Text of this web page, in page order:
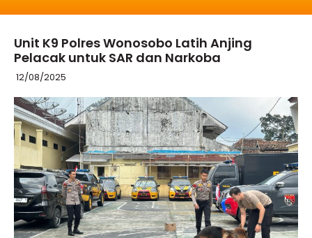
Unit K9 Polres Wonosobo Latih Anjing
Pelacak untuk SAR dan Narkoba
12/08/2025